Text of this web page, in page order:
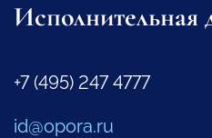
Исполнительная
+7 (495) 247 4777
id@opora.ru